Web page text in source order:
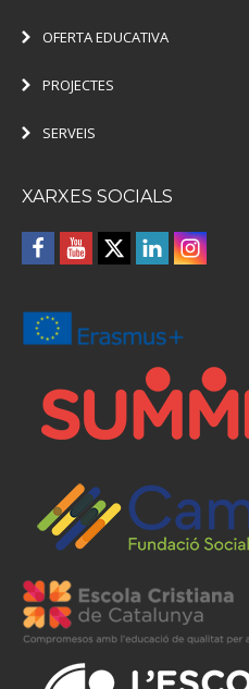
OFERTA EDUCATIVA
PROJECTES
SERVEIS
XARXES SOCIALS